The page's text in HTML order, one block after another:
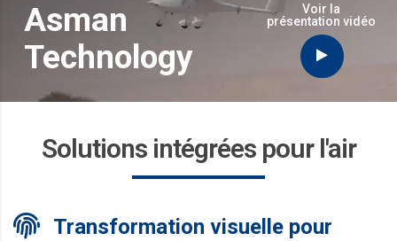
Asman
Technology
Voir la
présentation vidéo
Solutions intégrées pour l'air
Transformation visuelle pour